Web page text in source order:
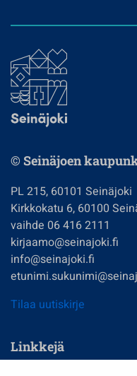
© Seinäjoen
PL 215, 60101 Seinäjoki
Kirkkokatu 6, 60100
vaihde 06 416 2111
kirjaamo@seinajoki.fi
info@seinajoki.fi
Tilaa uutiskirje
Linkkejä